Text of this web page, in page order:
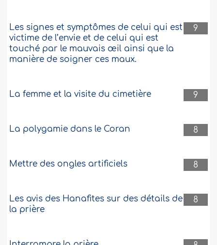
9
Les signes et symptômes de celui qui est
victime de l’envie et de celui qui est
touché par le mauvais œil ainsi que la
manière de soigner ces maux.
9
La femme et la visite du cimetière
8
La polygamie dans le Coran
8
Mettre des ongles artificiels
8
Les avis des Hanafites sur des détails de
la prière